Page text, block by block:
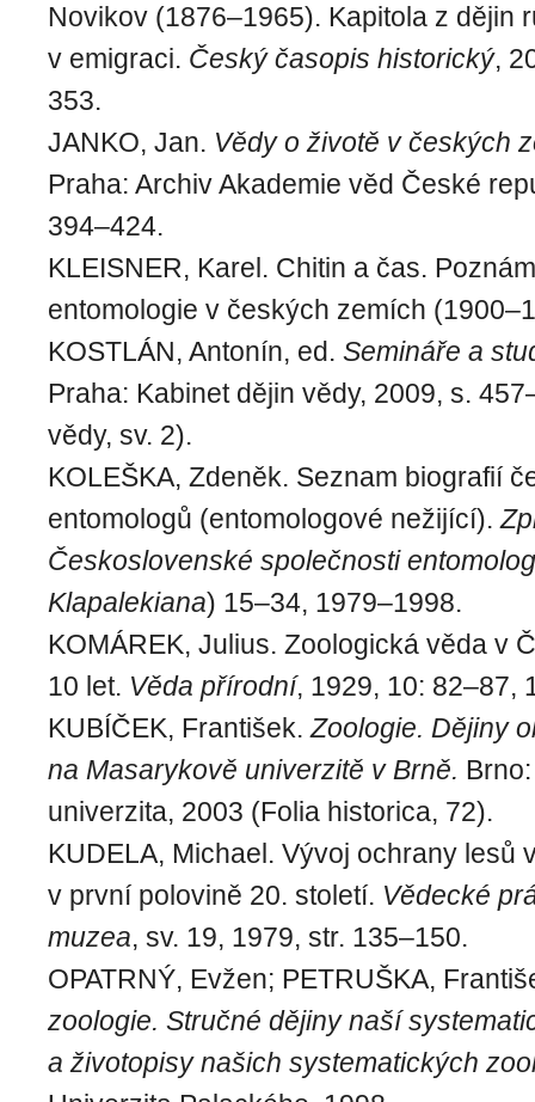
Novikov (1876–1965). Kapitola z dějin
v emigraci. Český časopis historický,
353.
JANKO, Jan. Vědy o životě v českých
Praha: Archiv Akademie věd České
394–424.
KLEISNER, Karel. Chitin a čas.
entomologie v českých zemích
KOSTLÁN, Antonín, ed. Semináře a
Praha: Kabinet dějin vědy, 2009, s.
vědy, sv. 2).
KOLEŠKA, Zdeněk. Seznam biografií
entomologů (entomologové nežijící).
Československé společnosti
Klapalekiana) 15–34, 1979–1998.
KOMÁREK, Julius. Zoologická věda v
10 let. Věda přírodní, 1929, 10: 82–87,
KUBÍČEK, František.Zoologie. Dějiny
na Masarykově univerzitě v Brně.
univerzita, 2003 (Folia historica, 72).
KUDELA, Michael. Vývoj ochrany lesů
v první polovině 20. století. Vědecké
muzea, sv. 19, 1979, str. 135–150.
OPATRNÝ, Evžen; PETRUŠKA,
zoologie. Stručné dějiny naší
a životopisy našich systematických